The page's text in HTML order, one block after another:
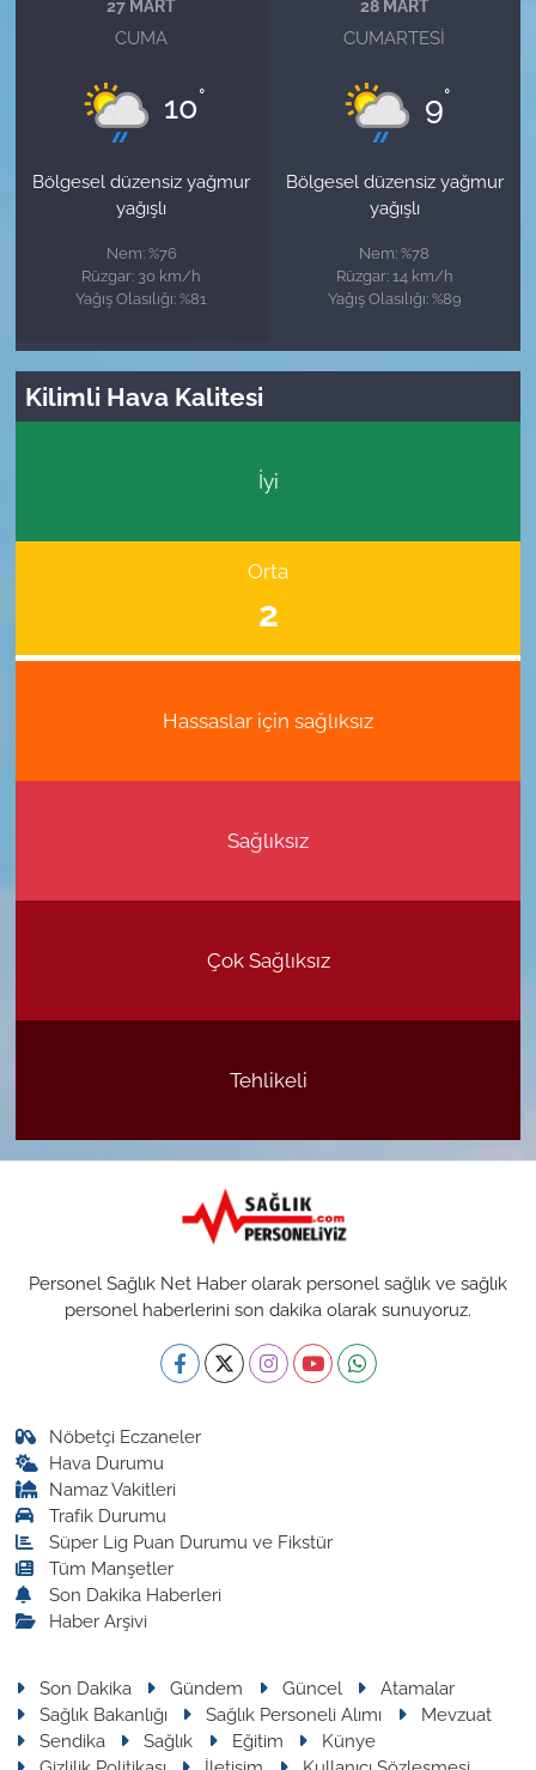
27 MART
CUMA
10°
Bölgesel düzensiz yağmur
yağışlı
Nem: %76
Rüzgar: 30 km/h
Yağış Olasılığı: %81
28 MART
CUMARTESI
9°
Bölgesel düzensiz yağmur
yağışlı
Nem: %78
Rüzgar: 14 km/h
Yağış Olasılığı: %89
Kilimli Hava Kalitesi
İyi
Orta
2
Hassaslar için sağlıksız
Sağlıksız
Çok Sağlıksız
Tehlikeli
Personel Sağlık Net Haber olarak personel sağlık ve sağlık
personel haberlerini son dakika olarak sunuyoruz.
Nöbetçi Eczaneler
Hava Durumu
Namaz Vakitleri
Trafik Durumu
Süper Lig Puan Durumu ve Fikstür
Tüm Manşetler
Son Dakika Haberleri
Haber Arşivi
Son Dakika Gündem Güncel
Atamalar
Sağlık Bakanlığı
Sağlık Personeli Alımı
Mevzuat
Sendika
Sağlık Eğitim
Künye